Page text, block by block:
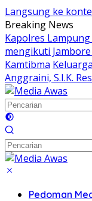
Langsung ke
Breaking News
Kapolres
mengikuti
Kamtibma
Anggraini, S.I.K.
Pedoman